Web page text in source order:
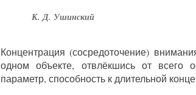
К. Д. Ушинский
Концентрация (сосредоточение)
одном объекте, отвлёкшись от всего
параметр, способность к длительной